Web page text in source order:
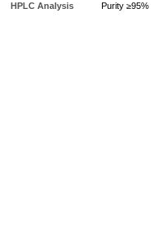
HPLC Analysis
Purity ≥95%